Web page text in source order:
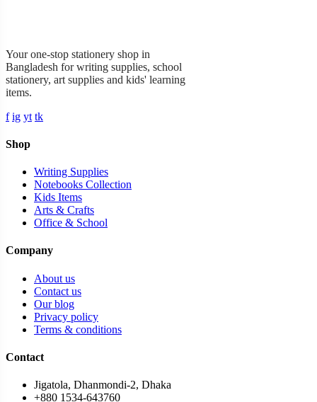
Your one-stop stationery shop in
Bangladesh for writing supplies, school
stationery, art supplies and kids' learning
items.
f ig yt tk
Shop
Writing Supplies
Notebooks Collection
Kids Items
Arts & Crafts
Office & School
Company
About us
Contact us
Our blog
Privacy policy
Terms & conditions
Contact
Jigatola, Dhanmondi-2, Dhaka
+880 1534-643760